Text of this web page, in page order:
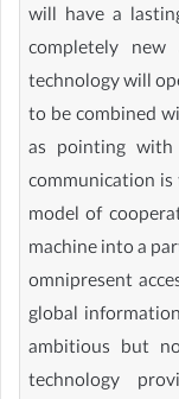
will have a
completely
technology will
to be combined
as pointing
communication
model of
machine into a
omnipresent
global
ambitious but
technology